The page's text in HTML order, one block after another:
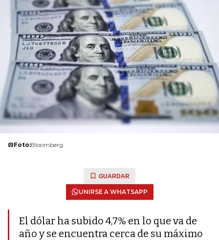
Foto:Bloomberg
GUARDAR
UNIRSE A WHATSAPP
El dólar ha subido 4,7% en lo que va de
año y se encuentra cerca de su máximo